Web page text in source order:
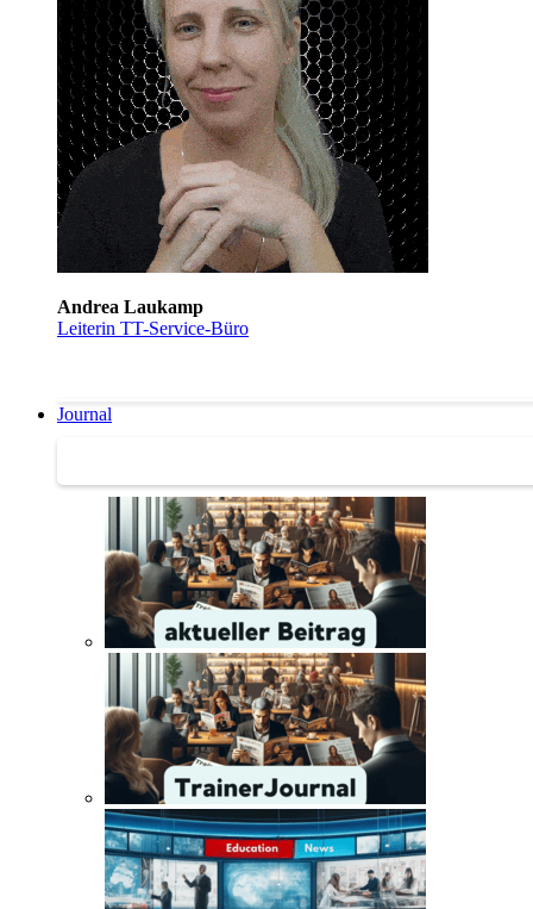
Andrea Laukamp
Leiterin TT-Service-Büro
Journal